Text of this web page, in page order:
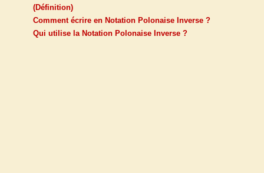
(Définition)
Comment écrire en Notation Polonaise Inverse ?
Qui utilise la Notation Polonaise Inverse ?